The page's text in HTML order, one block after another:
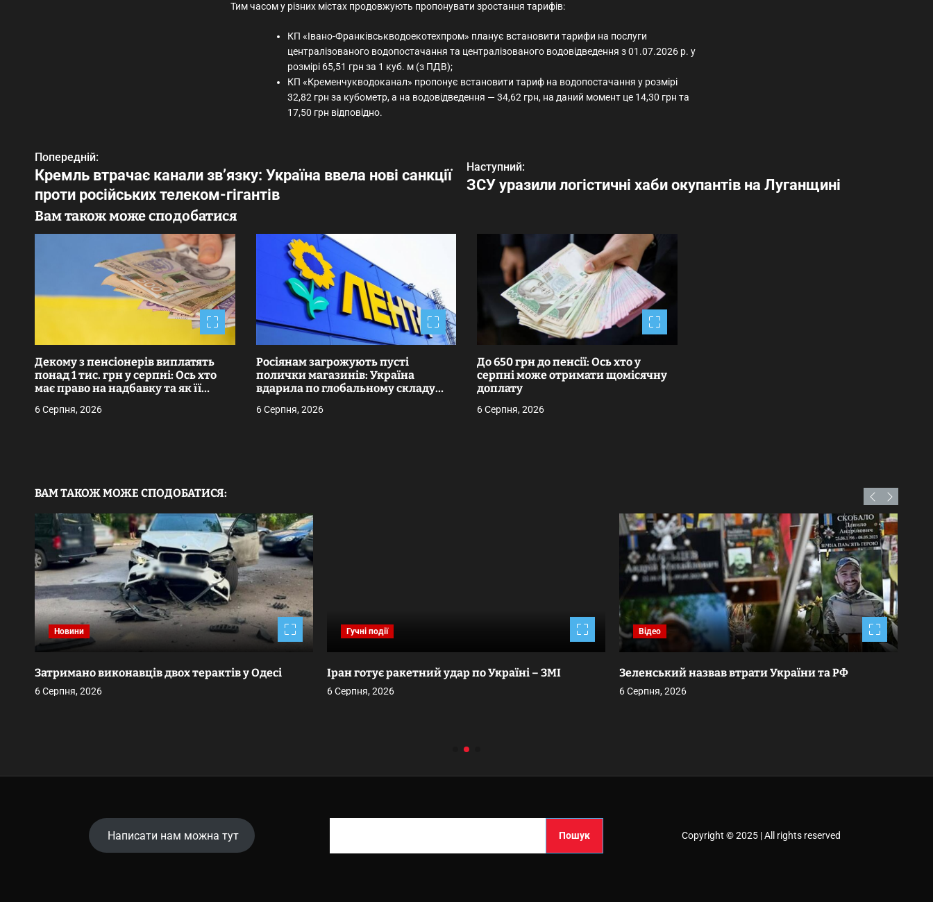
Тим часом у різних містах продовжують пропонувати зростання тарифів:
КП «Івано-Франківськводоекотехпром» планує встановити тарифи на послуги
централізованого водопостачання та централізованого водовідведення з 01.07.2026 р. у
розмірі 65,51 грн за 1 куб. м (з ПДВ);
КП «Кременчукводоканал» пропонує встановити тариф на водопостачання у розмірі
32,82 грн за кубометр, а на водовідведення — 34,62 грн, на даний момент це 14,30 грн та
17,50 грн відповідно.
Н
а
в
і
а
і
я
з
і
в
Попередній:
Кремль втрачає канали зв’язку: Україна ввела нові санкції
проти російських телеком-гігантів
Наступний:
ЗСУ уразили логістичні хаби окупантів на Луганщині
Вам також може сподобатися
Декому з пенсіонерів виплатять
понад 1 тис. грн у серпні: Ось хто
має право на надбавку та як її
6 Серпня, 2026
Росіянам загрожують пусті
полички магазинів: Україна
вдарила по глобальному складу
супермаркетів
6 Серпня, 2026
До 650 грн до пенсії: Ось хто у
серпні може отримати щомісячну
доплату
6 Серпня, 2026
ВАМ ТАКОЖ МОЖЕ СПОДОБАТИСЯ:
Новини
Затримано виконавців двох терактів у Одесі
6 Серпня, 2026
Гучні події
Іран готує ракетний удар по Україні – ЗМІ
6 Серпня, 2026
Відео
Зеленський назвав втрати України та РФ
6 Серпня, 2026
Написати нам можна тут Пошук Copyright © 2025 | All rights reserved